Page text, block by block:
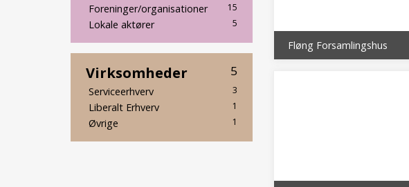
15
Foreninger/organisationer
5
Lokale aktører
5
Virksomheder
3
Serviceerhverv
1
Liberalt Erhverv
1
Øvrige
Fløng Forsamlingshus